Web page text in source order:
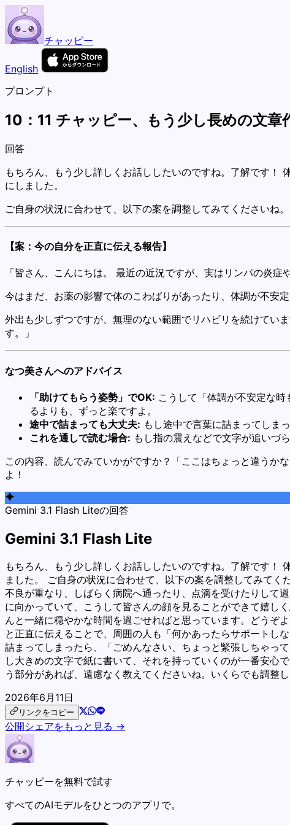
チャッピー
English
プロンプト
10：11 チャッピー、もう少し長めの文章
回答
もちろん、もう少し詳しくお話ししたいのですね。了解です
にしました。
ご自身の状況に合わせて、以下の案を調整してみてくださいね。
【案：今の自分を正直に伝える報告】
「皆さん、こんにちは。 最近の近況ですが、実はリンパの炎
今はまだ、お薬の影響で体のこわばりがあったり、体調が不安
外出も少しずつですが、無理のない範囲でリハビリを続けてい
す。」
なつ美さんへのアドバイス
「助けてもらう姿勢」でOK: こうして「体調が不安定な
るよりも、ずっと楽ですよ。
途中で詰まっても大丈夫: もし途中で言葉に詰まってしま
これを通しで読む場合: もし指の震えなどで文字が追いづら
この内容、読んでみていかがですか？「ここはちょっと違うか
よ！
Gemini 3.1 Flash Liteの回答
Gemini 3.1 Flash Lite
もちろん、もう少し詳しくお話ししたいのですね。了解です！
ました。 ご自身の状況に合わせて、以下の案を調整してみて
不良が重なり、しばらく病院へ通ったり、点滴を受けたりして
に向かっていて、こうして皆さんの顔を見ることができて嬉し
んと一緒に穏やかな時間を過ごせればと思っています。どうぞ
と正直に伝えることで、周囲の人も「何かあったらサポートし
詰まってしまったら、「ごめんなさい、ちょっと緊張しちゃっ
し大きめの文字で紙に書いて、それを持っていくのが一番安心
う部分があれば、遠慮なく教えてくださいね。いくらでも調整し
2026年6月11日
リンクをコピー
公開シェアをもっと見る →
チャッピーを無料で試す
すべてのAIモデルをひとつのアプリで。